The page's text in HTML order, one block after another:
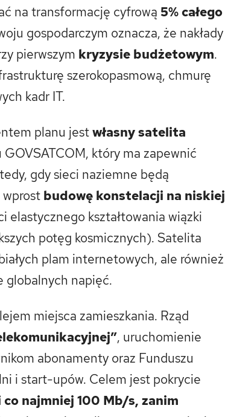
na transformację cyfrową 5% całego
gospodarczym oznacza, że nakłady
pierwszym kryzysie budżetowym.
szerokopasmową, chmurę
kadr IT.
planu jestwłasny satelita
który ma zapewnić
gdy sieci naziemne będą
budowę konstelacji na niskiej
elastycznego kształtowania wiązki
potęg kosmicznych). Satelita
plam internetowych, ale również
globalnych napięć.
miejsca zamieszkania. Rząd
, uruchomienie
abonamenty oraz Funduszu
i start-upów. Celem jest pokrycie
najmniej 100 Mb/s, zanim